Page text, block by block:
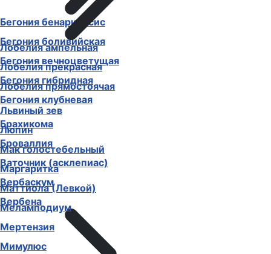
Бегония бенариенсис
Бегония боливийская
Бегония вечноцветущая
Бегония гибридная
Бегония клубневая
Брахикома
Броваллия
Ваточник (асклепиас)
Вербаскум
Вербена
Лобелия ампельная
Лобелия прекрасная
Лобелия прямостоячая
Львиный зев
Люпин
Мак голостебельный
Маргаритка
Маттиола (Левкой)
Меламподиум
Мертензия
Мимулюс